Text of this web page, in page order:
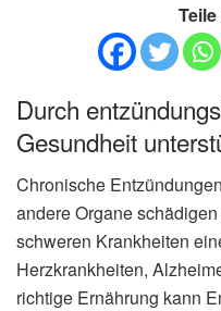
Durch
Gesundheit
Chronische
andere Organe
schweren Krankheiten
Herzkrankheiten,
richtige Ernährung kann